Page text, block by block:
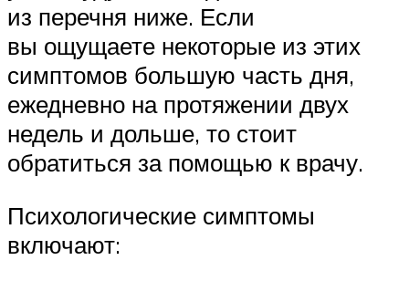
из перечня ниже. Если
вы ощущаете некоторые из этих
симптомов большую часть дня,
ежедневно на протяжении двух
недель и дольше, то стоит
обратиться за помощью к врачу.
Психологические симптомы
включают: